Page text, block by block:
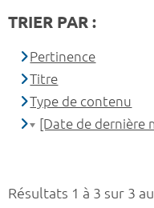
Résultats 1 à 3 sur 3
TRIER PAR :
Pertinence
Titre
Type de contenu
[Date de dernière